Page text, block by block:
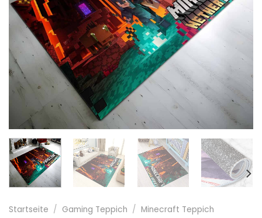
Startseite / Gaming Teppich / Minecraft Teppich